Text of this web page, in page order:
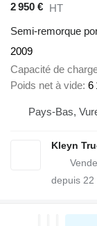
2 950 € HT
Semi-remorque
2009
Capacité de
Poids net à vide 6
Pays-Bas,
Kleyn
depuis 22